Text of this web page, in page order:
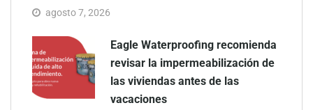
agosto 7, 2026
Eagle Waterproofing recomienda
revisar la impermeabilización de
las viviendas antes de las
vacaciones